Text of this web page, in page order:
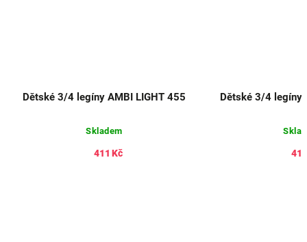
Dětské 3/4 legíny AMBI LIGHT 455
Skladem
411 Kč
Dětské 3/4 legíny